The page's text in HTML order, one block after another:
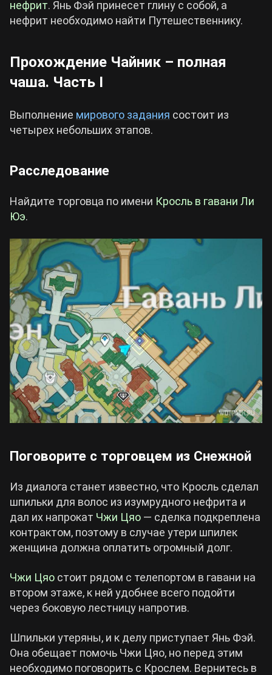
нефрит. Янь Фэй принесет глину с собой, а
нефрит необходимо найти Путешественнику.
Прохождение Чайник – полная
чаша. Часть I
Выполнение мирового задания состоит из
четырех небольших этапов.
Расследование
Найдите торговца по имени Кросль в гавани Ли
Юэ.
Поговорите с торговцем из Снежной
Из диалога станет известно, что Кросль сделал
шпильки для волос из изумрудного нефрита и
дал их напрокат Чжи Цяо — сделка подкреплена
контрактом, поэтому в случае утери шпилек
женщина должна оплатить огромный долг.
Чжи Цяо стоит рядом с телепортом в гавани на
втором этаже, к ней удобнее всего подойти
через боковую лестницу напротив.
Шпильки утеряны, и к делу приступает Янь Фэй.
Она обещает помочь Чжи Цяо, но перед этим
необходимо поговорить с Крослем. Вернитесь в